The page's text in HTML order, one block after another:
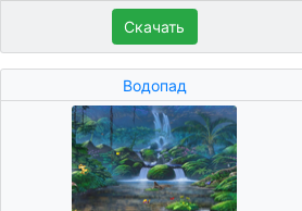
Скачать
Водопад